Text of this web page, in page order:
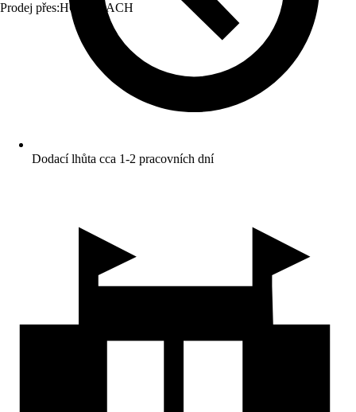
Prodej přes:HORNBACH
Dodací lhůta cca 1-2 pracovních dní